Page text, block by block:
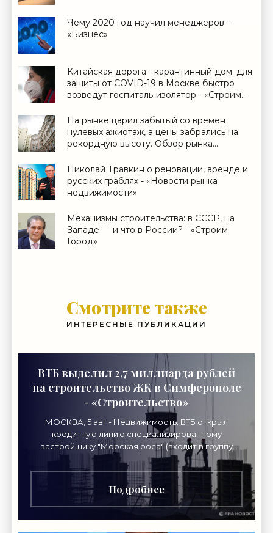
Чему 2020 год научил менеджеров -
«Бизнес»
Китайская дорога - карантинный дом: для
защиты от COVID-19 в Москве быстро
возведут госпиталь-изолятор - «Строим
На рынке царил забытый со времен
нулевых ажиотаж, а цены забрались на
рекордную высоту. Обзор рынка
«Аналитика рынка»
Николай Травкин о реновации, аренде и
русских граблях - «Новости рынка
недвижимости»
Механизмы строительства: в СССР, на
Западе — и что в России? - «Строим
Город»
Смотрите также
ИНТЕРЕСНЫЕ ПУБЛИКАЦИИ
ВТБ выделил 2,7 миллиарда рублей
на строительство ЖК в Симферополе
- «Строительство»
МОСКВА, 5 авг - Недвижимость. ВТБ открыл
кредитную линию специализированному
застройщику "Морская роса" (входит в группу
"Монолит") в 2,7 миллиарда рублей для
Подробнее